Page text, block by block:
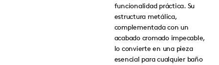
funcionalidad práctica. Su
estructura metálica,
complementada con un
acabado cromado impecable,
lo convierte en una pieza
esencial para cualquier baño